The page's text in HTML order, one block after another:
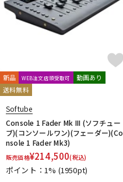
新品 WEB注文店頭受取可
動画あり
送料無料
Softube
Console 1 Fader Mk III (ソフチュー
ブ)(コンソールワン)(フェーダー)(Co
nsole 1 Fader Mk3)
販売価格¥214,500(税込)
ポイント：1% (1950pt)